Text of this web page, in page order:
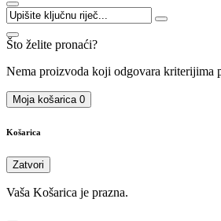
Što želite pronaći?
Nema proizvoda koji odgovara kriterijima
Moja košarica 0
Košarica
Zatvori
Vaša Košarica je prazna.